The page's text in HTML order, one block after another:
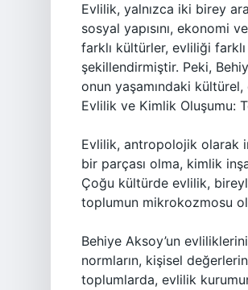
Evlilik, yalnızca iki birey
sosyal yapısını, ekonomi
farklı kültürler, evliliği
şekillendirmiştir. Peki,
onun yaşamındaki
Evlilik ve Kimlik Oluşumu:
Evlilik, antropolojik olarak
bir parçası olma, kimlik
Çoğu kültürde evlilik,
toplumun mikrokozmosu
Behiye Aksoy’un
normların, kişisel
toplumlarda, evlilik